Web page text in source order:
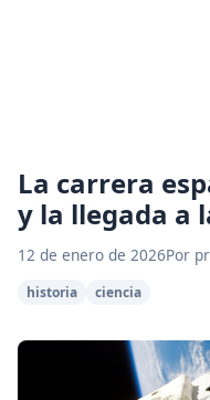
La carrera
y la llegada a
12 de enero de 2026Por
historia ciencia